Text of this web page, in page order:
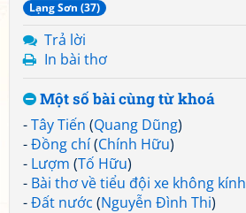
Lạng Sơn (37)
Trả lời
In bài thơ
Một số bài cùng từ khoá
-Tây Tiến (Quang Dũng)
-Đồng chí(Chính Hữu)
- Lượm (Tố Hữu)
- Bài thơ về tiểu đội xe không kính
-Đất nước (Nguyễn Đình Thi)